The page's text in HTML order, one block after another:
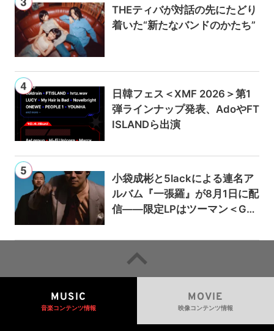
THEティバが対話の先にたどり
着いた“新たなバンドのかたち”
日韓フェス＜XMF 2026＞第1
弾ラインナップ発表、AdoやFT
ISLANDら出演
小袋成彬と5lackによる連名ア
ルバム『一張羅』が8月1日に配
信——限定LPはツーマン＜Gai
MUSIC
音楽コンテンツ情報
MOVIE
映像コンテンツ情報